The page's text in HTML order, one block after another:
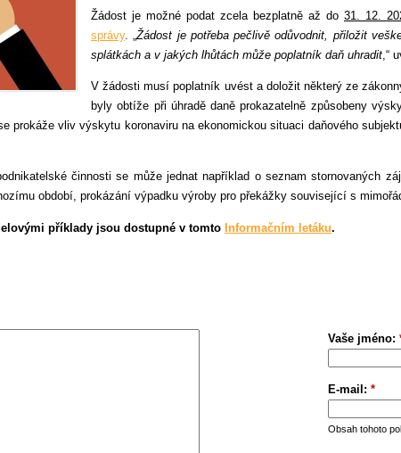
Žádost je možné podat zcela bezplatně až do 31. 12.
správy. „Žádost je potřeba pečlivě odůvodnit, přiložit
splátkách a v jakých lhůtách může poplatník daň uhradit,“
V žádosti musí poplatník uvést a doložit některý ze
byly obtíže při úhradě daně prokazatelně způsobeny
prokáže vliv výskytu koronaviru na ekonomickou situaci daňového
činnosti se může jednat například o seznam stornovaných
období, prokázání výpadku výroby pro překážky související s
příklady jsou dostupné v tomto Informačním letáku.
Vaše jméno:
E-mail: *
Obsah tohoto